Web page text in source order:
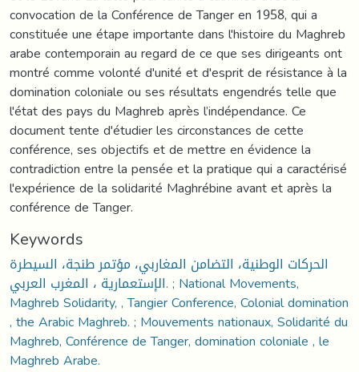
convocation de la Conférence de Tanger en 1958, qui a
constituée une étape importante dans l'histoire du Maghreb
arabe contemporain au regard de ce que ses dirigeants ont
montré comme volonté d'unité et d'esprit de résistance à la
domination coloniale ou ses résultats engendrés telle que
l'état des pays du Maghreb après l’indépendance. Ce
document tente d'étudier les circonstances de cette
conférence, ses objectifs et de mettre en évidence la
contradiction entre la pensée et la pratique qui a caractérisé
l'expérience de la solidarité Maghrébine avant et après la
conférence de Tanger.
Keywords
الحركات الوطنية، التضامن المغاربي، مؤتمر طنجة، السيطرة
الإستعمارية ، المغرب العربي. ; National Movements,
Maghreb Solidarity, , Tangier Conference, Colonial domination
, the Arabic Maghreb. ; Mouvements nationaux, Solidarité du
Maghreb, Conférence de Tanger, domination coloniale , le
Maghreb Arabe.